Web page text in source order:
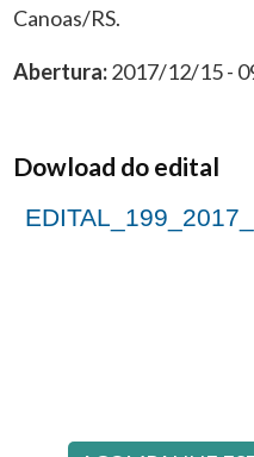
Canoas/RS.
Abertura:2017/12/15 -
Dowload do edital